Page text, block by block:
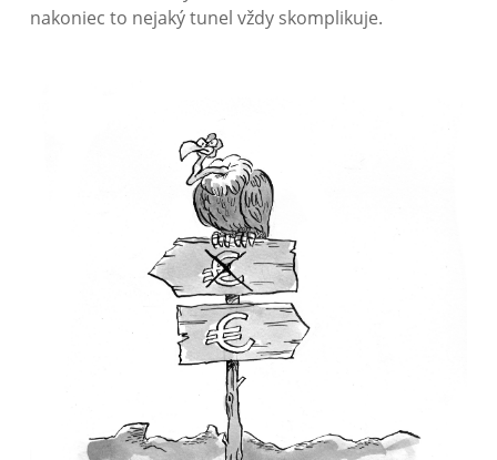
nakoniec to nejaký tunel vždy skomplikuje.